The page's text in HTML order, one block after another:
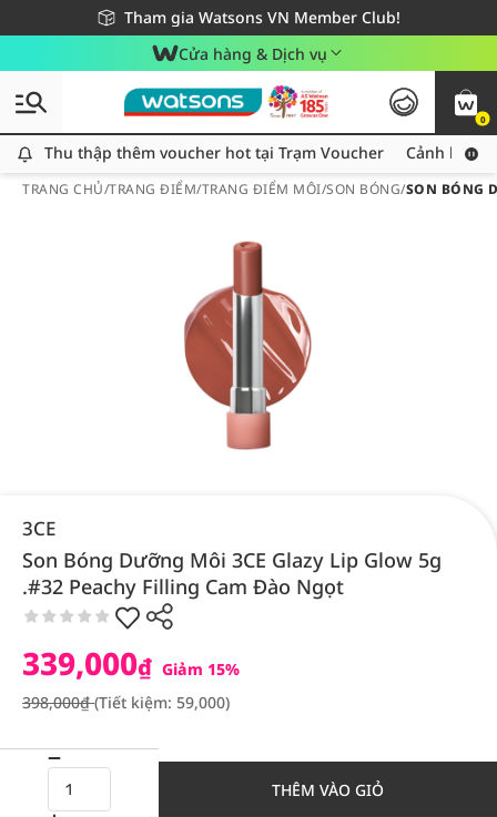
Tham gia Watsons VN Member Club!
Miễn phí giao hàng cho đơn hàng từ 249,000Đ
Giao hàng nhanh 24h - Áp dụng khu vực TP. Hồ Chí Minh
Cửa hàng & Dịch vụ
0
Thu thập thêm voucher hot tại Trạm Voucher
Thu thập thêm voucher hot tại Trạm Voucher Cảnh báo
TRANG CHỦ/TRANG ĐIỂM/TRANG ĐIỂM MÔI/SON BÓNG/SON BÓNG
3CE
Son Bóng Dưỡng Môi 3CE Glazy Lip Glow 5g
.#32 Peachy Filling Cam Đào Ngọt
339,000₫ Giảm 15%
398,000₫(Tiết kiệm: 59,000)
THÊM VÀO GIỎ